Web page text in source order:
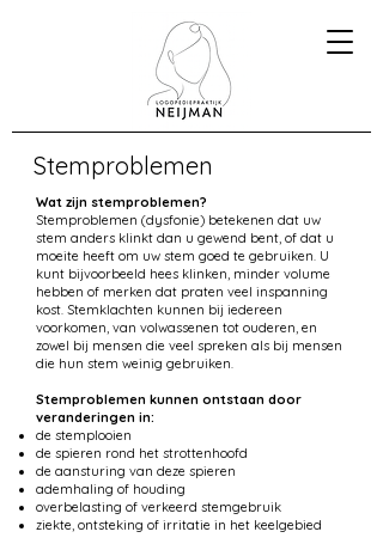
Stemproblemen
Wat zijn stemproblemen?
Stemproblemen (dysfonie) betekenen dat uw
stem anders klinkt dan u gewend bent, of dat u
moeite heeft om uw stem goed te gebruiken. U
kunt bijvoorbeeld hees klinken, minder volume
hebben of merken dat praten veel inspanning
kost. Stemklachten kunnen bij iedereen
voorkomen, van volwassenen tot ouderen, en
zowel bij mensen die veel spreken als bij mensen
die hun stem weinig gebruiken.
Stemproblemen kunnen ontstaan door
veranderingen in:
de stemplooien
de spieren rond het strottenhoofd
de aansturing van deze spieren
ademhaling of houding
overbelasting of verkeerd stemgebruik
ziekte, ontsteking of irritatie in het keelgebied